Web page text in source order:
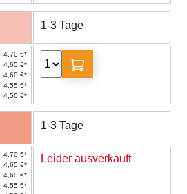
1-3 Tage
4,70 €*
4,65 €*
4,60 €*
4,55 €*
4,50 €*
1-3 Tage
4,70 €*
4,65 €*
4,60 €*
4,55 €*
Leider ausverkauft